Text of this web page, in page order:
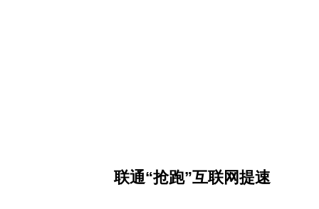
联通“抢跑”互联网提速